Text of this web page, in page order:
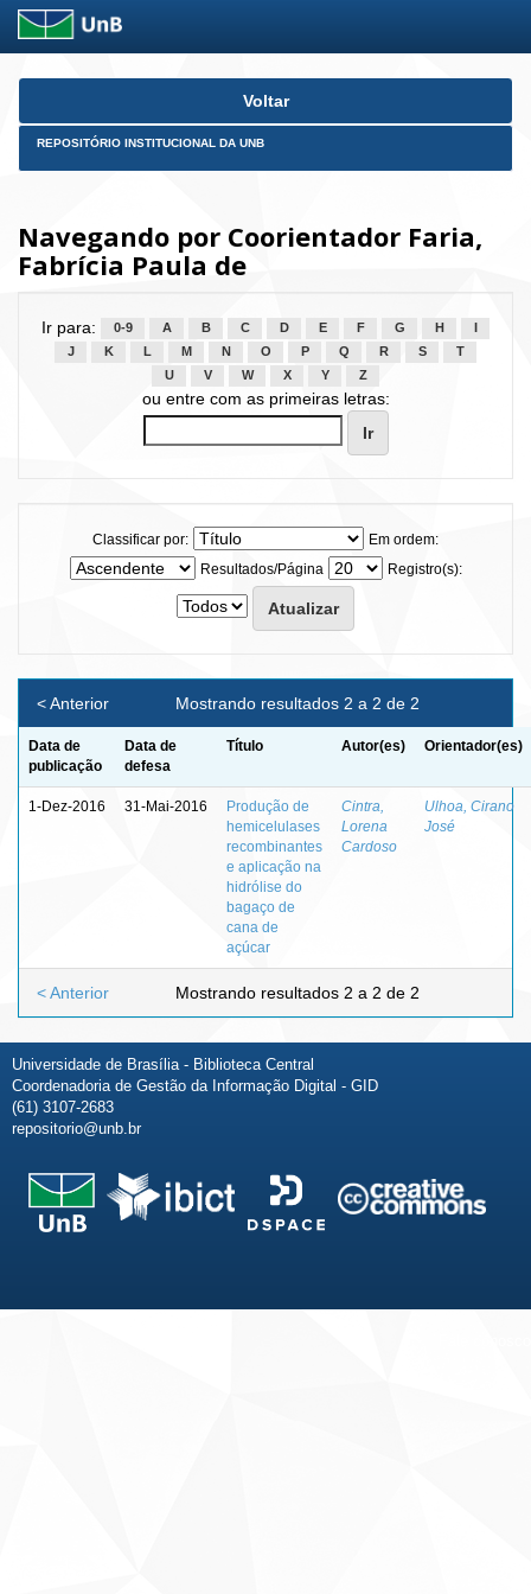
Skip
Voltar
REPOSITÓRIO INSTITUCIONAL DA UNB
Navegando por Coorientador Faria,
Fabrícia Paula de
Ir para: 0-9 A B C D E F G H
J
K L M N O P Q R S
T
U
V W X Y Z
ou entre com as primeiras letras:
Classificar por:
Em ordem:
Resultados/Página
Registro(s):
Mostrando resultados 2 a 2 de 2
< Anterior
Data de
publicação
Data de
defesa
Título Autor(es) Orientador(es)
1-Dez-2016 31-Mai-2016
Produção de
hemicelulases
recombinantes
e aplicação na
hidrólise do
bagaço de
cana de
açúcar
Cintra,
Lorena
Cardoso
Ulhoa, Cirano
José
Mostrando resultados 2 a 2 de 2
< Anterior
Universidade de Brasília - Biblioteca Central
Coordenadoria de Gestão da Informação Digital - GID
(61) 3107-2683
repositorio@unb.br